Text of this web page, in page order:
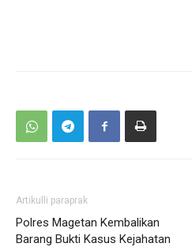
Artikulli paraprak
Polres Magetan Kembalikan
Barang Bukti Kasus Kejahatan